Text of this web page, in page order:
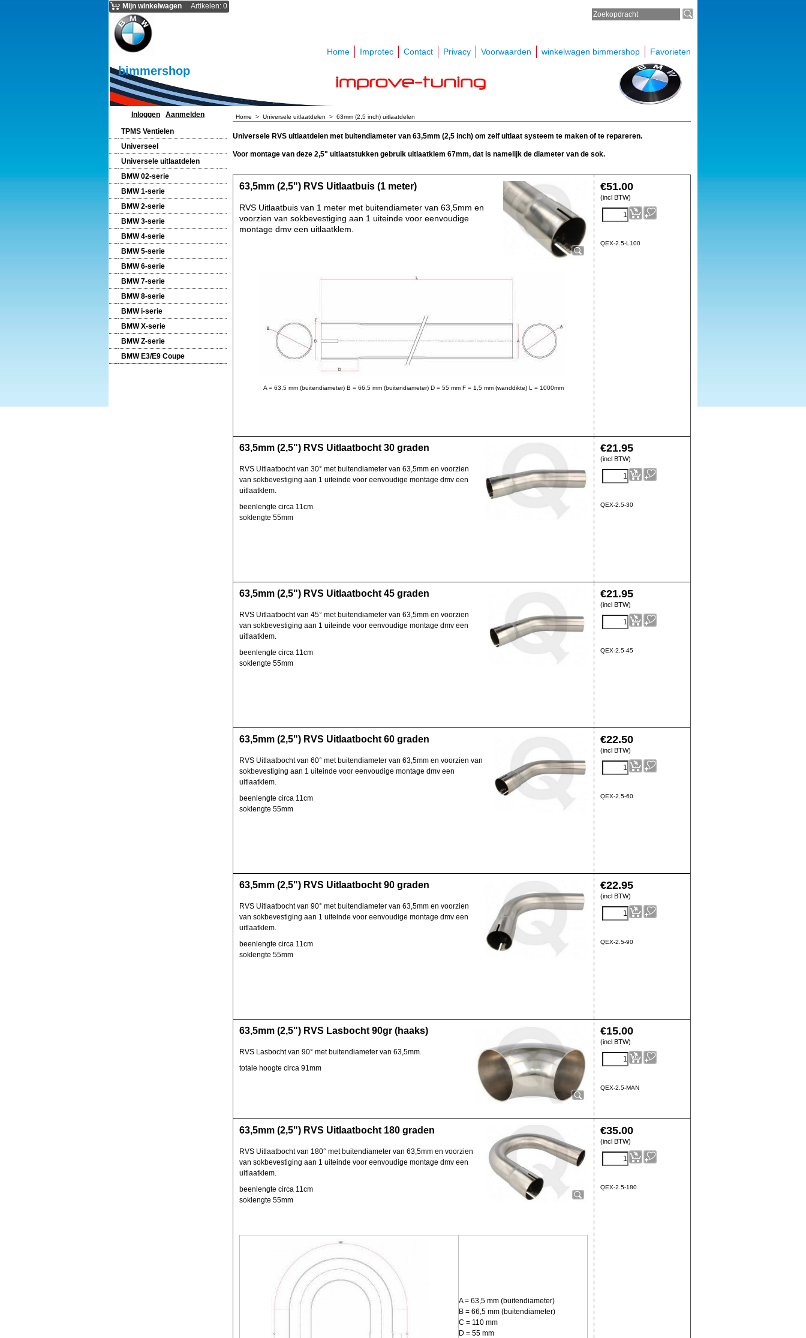
bimmershop
Mijn winkelwagen Artikelen: 0
Home Improtec Contact Privacy Voorwaarden winkelwagen bimmershop Favorieten
Inloggen
Aanmelden
TPMS Ventielen
Universeel
Universele uitlaatdelen
BMW 02-serie
BMW 1-serie
BMW 2-serie
BMW 3-serie
BMW 4-serie
BMW 5-serie
BMW 6-serie
BMW 7-serie
BMW 8-serie
BMW i-serie
BMW X-serie
BMW Z-serie
BMW E3/E9 Coupe
Home > Universele uitlaatdelen > 63mm (2,5 inch) uitlaatdelen
Universele RVS uitlaatdelen met buitendiameter van 63,5mm (2,5 inch) om zelf uitlaat systeem te maken of te repareren.
Voor montage van deze 2,5" uitlaatstukken gebruik uitlaatklem 67mm, dat is namelijk de diameter van de sok.
€51.00
(incl BTW)
QEX-2.5-L100
63,5mm (2,5") RVS Uitlaatbuis (1 meter)
RVS Uitlaatbuis van 1 meter met buitendiameter van 63,5mm en
voorzien van sokbevestiging aan 1 uiteinde voor eenvoudige
montage dmv een uitlaatklem.
A = 63,5 mm (buitendiameter) B = 66,5 mm (buitendiameter) D = 55 mm F = 1,5 mm (wanddikte) L = 1000mm
€21.95
(incl BTW)
QEX-2.5-30
63,5mm (2,5") RVS Uitlaatbocht 30 graden
RVS Uitlaatbocht van 30° met buitendiameter van 63,5mm en voorzien
van sokbevestiging aan 1 uiteinde voor eenvoudige montage dmv een
uitlaatklem.
beenlengte circa 11cm
soklengte 55mm
€21.95
(incl BTW)
QEX-2.5-45
63,5mm (2,5") RVS Uitlaatbocht 45 graden
RVS Uitlaatbocht van 45° met buitendiameter van 63,5mm en voorzien
van sokbevestiging aan 1 uiteinde voor eenvoudige montage dmv een
uitlaatklem.
beenlengte circa 11cm
soklengte 55mm
€22.50
(incl BTW)
QEX-2.5-60
63,5mm (2,5") RVS Uitlaatbocht 60 graden
RVS Uitlaatbocht van 60° met buitendiameter van 63,5mm en voorzien van
sokbevestiging aan 1 uiteinde voor eenvoudige montage dmv een
uitlaatklem.
beenlengte circa 11cm
soklengte 55mm
€22.95
(incl BTW)
QEX-2.5-90
63,5mm (2,5") RVS Uitlaatbocht 90 graden
RVS Uitlaatbocht van 90° met buitendiameter van 63,5mm en voorzien
van sokbevestiging aan 1 uiteinde voor eenvoudige montage dmv een
uitlaatklem.
beenlengte circa 11cm
soklengte 55mm
€15.00
(incl BTW)
QEX-2.5-MAN
63,5mm (2,5") RVS Lasbocht 90gr (haaks)
RVS Lasbocht van 90° met buitendiameter van 63,5mm.
totale hoogte circa 91mm
€35.00
(incl BTW)
QEX-2.5-180
63,5mm (2,5") RVS Uitlaatbocht 180 graden
RVS Uitlaatbocht van 180° met buitendiameter van 63,5mm en voorzien
van sokbevestiging aan 1 uiteinde voor eenvoudige montage dmv een
uitlaatklem.
beenlengte circa 11cm
soklengte 55mm
A = 63,5 mm (buitendiameter)
B = 66,5 mm (buitendiameter)
C = 110 mm
D = 55 mm